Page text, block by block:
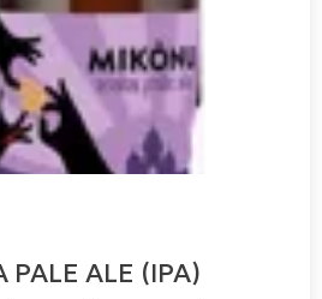
PALE ALE (IPA)